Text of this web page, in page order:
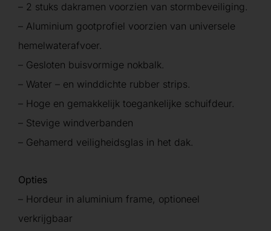
– 2 stuks dakramen voorzien van stormbeveiliging.
– Aluminium gootprofiel voorzien van universele
hemelwaterafvoer.
– Gesloten buisvormige nokbalk.
– Water – en winddichte rubber strips.
– Hoge en gemakkelijk toegankelijke schuifdeur.
– Stevige windverbanden
– Gehamerd veiligheidsglas in het dak.
Opties
– Hordeur in aluminium frame, optioneel
verkrijgbaar